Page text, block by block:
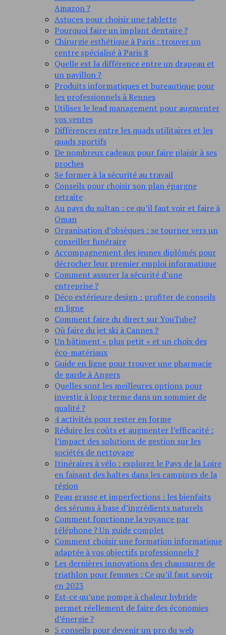
Amazon ?
Astuces pour choisir une tablette
Pourquoi faire un implant dentaire ?
Chirurgie esthétique à Paris : trouver un
centre spécialisé à Paris 8
Quelle est la différence entre un drapeau et
un pavillon ?
Produits informatiques et bureautique pour
les professionnels à Rennes
Utilisez le lead management pour augmenter
vos ventes
Différences entre les quads utilitaires et les
quads sportifs
De nombreux cadeaux pour faire plaisir à ses
proches
Se former à la sécurité au travail
Conseils pour choisir son plan épargne
retraite
Au pays du sultan : ce qu’il faut voir et faire à
Oman
Organisation d’obsèques : se tourner vers un
conseiller funéraire
Accompagnement des jeunes diplômés pour
décrocher leur premier emploi informatique
Comment assurer la sécurité d’une
entreprise ?
Déco extérieure design : profiter de conseils
en ligne
Comment faire du direct sur YouTube?
Où faire du jet ski à Cannes ?
Un bâtiment « plus petit » et un choix des
éco-matériaux
Guide en ligne pour trouver une pharmacie
de garde à Angers
Quelles sont les meilleures options pour
investir à long terme dans un sommier de
qualité ?
4 activités pour rester en forme
Réduire les coûts et augmenter l’efficacité :
l’impact des solutions de gestion sur les
sociétés de nettoyage
Itinéraires à vélo : explorez le Pays de la Loire
en faisant des haltes dans les campings de la
région
Peau grasse et imperfections : les bienfaits
des sérums à base d’ingrédients naturels
Comment fonctionne la voyance par
téléphone ? Un guide complet
Comment choisir une formation informatique
adaptée à vos objectifs professionnels ?
Les dernières innovations des chaussures de
triathlon pour femmes : Ce qu’il faut savoir
en 2023
Est-ce qu’une pompe à chaleur hybride
permet réellement de faire des économies
d’énergie ?
5 conseils pour devenir un pro du web